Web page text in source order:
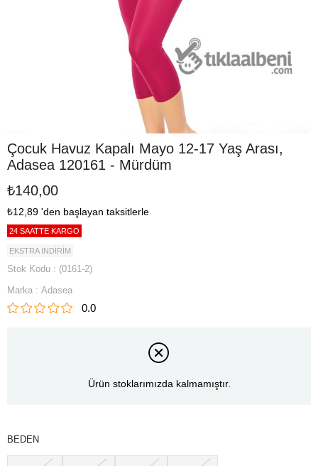
Çocuk Havuz Kapalı Mayo 12-17 Yaş Arası,
Adasea 120161 - Mürdüm
₺140,00
₺12,89 'den başlayan taksitlerle
24 SAATTE KARGO
EKSTRA İNDİRİM
Stok Kodu
(0161-2)
Marka : Adasea
0.0
Ürün stoklarımızda kalmamıştır.
BEDEN